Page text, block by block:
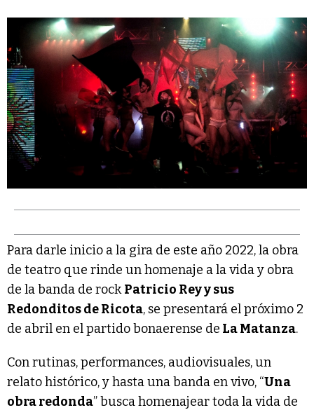
Para darle inicio a la gira de este año 2022, la obra
de teatro que rinde un homenaje a la vida y obra
de la banda de rockPatricio Rey y sus
Redonditos de Ricota, se presentará el próximo 2
de abril en el partido bonaerense de La Matanza.
Con rutinas, performances, audiovisuales, un
relato histórico, y hasta una banda en vivo, “Una
obra redonda” busca homenajear toda la vida de